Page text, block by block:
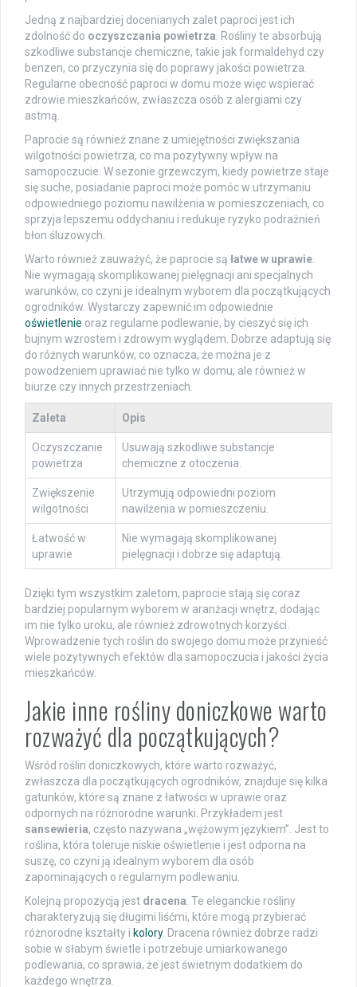
Jedną z najbardziej docenianych zalet paproci jest ich
zdolność do oczyszczania powietrza. Rośliny te absorbują
szkodliwe substancje chemiczne, takie jak formaldehyd czy
benzen, co przyczynia się do poprawy jakości powietrza.
Regularne obecność paproci w domu może więc wspierać
zdrowie mieszkańców, zwłaszcza osób z alergiami czy
astmą.
Paprocie są również znane z umiejętności zwiększania
wilgotności powietrza, co ma pozytywny wpływ na
samopoczucie. W sezonie grzewczym, kiedy powietrze staje
się suche, posiadanie paproci może pomóc w utrzymaniu
odpowiedniego poziomu nawilżenia w pomieszczeniach, co
sprzyja lepszemu oddychaniu i redukuje ryzyko podrażnień
błon śluzowych.
Warto również zauważyć, że paprocie są łatwe w uprawie.
Nie wymagają skomplikowanej pielęgnacji ani specjalnych
warunków, co czyni je idealnym wyborem dla początkujących
ogrodników. Wystarczy zapewnić im odpowiednie
oświetlenie oraz regularne podlewanie, by cieszyć się ich
bujnym wzrostem i zdrowym wyglądem. Dobrze adaptują się
do różnych warunków, co oznacza, że można je z
powodzeniem uprawiać nie tylko w domu, ale również w
biurze czy innych przestrzeniach.
Zaleta Opis
Oczyszczanie
powietrza
Usuwają szkodliwe substancje
chemiczne z otoczenia.
Zwiększenie
wilgotności
Utrzymują odpowiedni poziom
nawilżenia w pomieszczeniu.
Łatwość w
uprawie
Nie wymagają skomplikowanej
pielęgnacji i dobrze się adaptują.
Dzięki tym wszystkim zaletom, paprocie stają się coraz
bardziej popularnym wyborem w aranżacji wnętrz, dodając
im nie tylko uroku, ale również zdrowotnych korzyści.
Wprowadzenie tych roślin do swojego domu może przynieść
wiele pozytywnych efektów dla samopoczucia i jakości życia
mieszkańców.
Jakie inne rośliny doniczkowe warto
rozważyć dla początkujących?
Wśród roślin doniczkowych, które warto rozważyć,
zwłaszcza dla początkujących ogrodników, znajduje się kilka
gatunków, które są znane z łatwości w uprawie oraz
odpornych na różnorodne warunki. Przykładem jest
sansewieria, często nazywana „wężowym językiem”. Jest to
roślina, która toleruje niskie oświetlenie i jest odporna na
suszę, co czyni ją idealnym wyborem dla osób
zapominających o regularnym podlewaniu.
Kolejną propozycją jest dracena. Te eleganckie rośliny
charakteryzują się długimi liśćmi, które mogą przybierać
różnorodne kształty i kolory. Dracena również dobrze radzi
sobie w słabym świetle i potrzebuje umiarkowanego
podlewania, co sprawia, że jest świetnym dodatkiem do
każdego wnętrza.